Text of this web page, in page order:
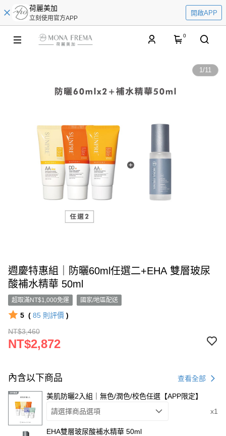
荷麗美加
立刻使用官方APP
開啟APP
0
1/11
週慶特惠組｜防曬60ml任選二+EHA 雙層玻尿
酸補水精華 50ml
超取滿NT$1,000免運 國家/地區配送
5 ( 85 則評價 )
NT$3,460
NT$2,872
內含以下商品 查看全部
美肌防曬2入組｜無色/潤色/校色任選【APP限定】
請選擇商品選項
x1
EHA雙層玻尿酸補水精華 50ml